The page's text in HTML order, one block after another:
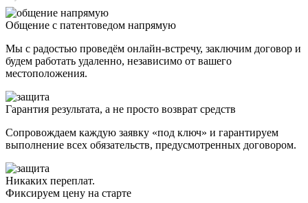
Общение с патентоведом напрямую
Мы с радостью проведём онлайн-встречу, заключим договор и
будем работать удаленно, независимо от вашего
местоположения.
Гарантия результата, а не просто возврат средств
Сопровождаем каждую заявку «под ключ» и гарантируем
выполнение всех обязательств, предусмотренных договором.
Никаких переплат.
Фиксируем цену на старте